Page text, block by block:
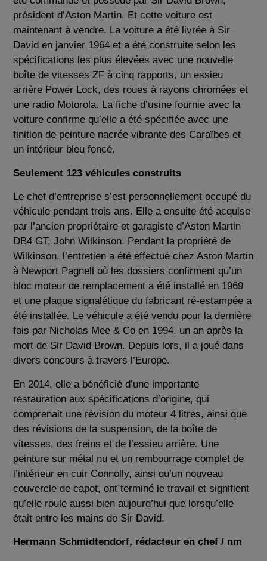
président d’Aston Martin. Et cette voiture est
maintenant à vendre. La voiture a été livrée à Sir
David en janvier 1964 et a été construite selon les
spécifications les plus élevées avec une nouvelle
boîte de vitesses ZF à cinq rapports, un essieu
arrière Power Lock, des roues à rayons chromées et
une radio Motorola. La fiche d’usine fournie avec la
voiture confirme qu’elle a été spécifiée avec une
finition de peinture nacrée vibrante des Caraïbes et
un intérieur bleu foncé.
Seulement 123 véhicules construits
Le chef d’entreprise s’est personnellement occupé du
véhicule pendant trois ans. Elle a ensuite été acquise
par l’ancien propriétaire et garagiste d’Aston Martin
DB4 GT, John Wilkinson. Pendant la propriété de
Wilkinson, l’entretien a été effectué chez Aston Martin
à Newport Pagnell où les dossiers confirment qu’un
bloc moteur de remplacement a été installé en 1969
et une plaque signalétique du fabricant ré-estampée a
été installée. Le véhicule a été vendu pour la dernière
fois par Nicholas Mee & Co en 1994, un an après la
mort de Sir David Brown. Depuis lors, il a joué dans
divers concours à travers l’Europe.
En 2014, elle a bénéficié d’une importante
restauration aux spécifications d’origine, qui
comprenait une révision du moteur 4 litres, ainsi que
des révisions de la suspension, de la boîte de
vitesses, des freins et de l’essieu arrière. Une
peinture sur métal nu et un rembourrage complet de
l’intérieur en cuir Connolly, ainsi qu’un nouveau
couvercle de capot, ont terminé le travail et signifient
qu’elle roule aussi bien aujourd’hui que lorsqu’elle
était entre les mains de Sir David.
Hermann Schmidtendorf, rédacteur en chef / nm